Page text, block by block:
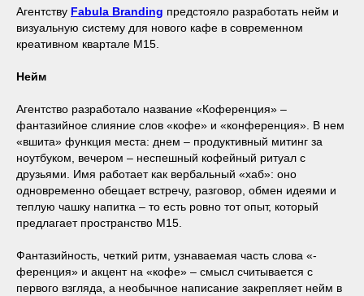
Агентству Fabula Branding предстояло разработать нейм и
визуальную систему для нового кафе в современном
креативном квартале М15.
Нейм
Агентство разработало название «Коференция» –
фантазийное слияние слов «кофе» и «конференция». В нем
«вшита» функция места: днем – продуктивный митинг за
ноутбуком, вечером – неспешный кофейный ритуал с
друзьями. Имя работает как вербальный «хаб»: оно
одновременно обещает встречу, разговор, обмен идеями и
теплую чашку напитка – то есть ровно тот опыт, который
предлагает пространство М15.
Фантазийность, четкий ритм, узнаваемая часть слова «-
ференция» и акцент на «кофе» – смысл считывается с
первого взгляда, а необычное написание закрепляет нейм в